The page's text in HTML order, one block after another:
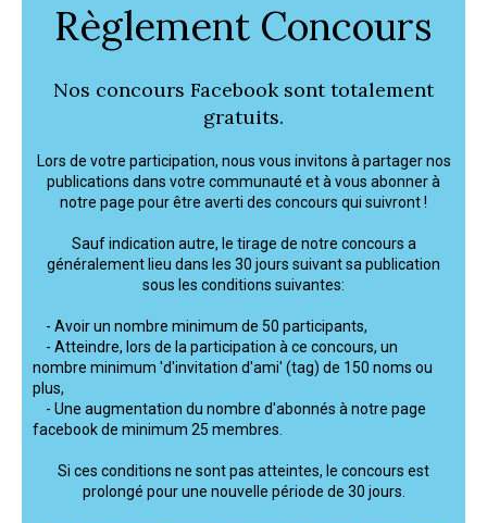
Règlement Concours
Nos concours Facebook sont totalement
gratuits.
Lors de votre participation, nous vous invitons à partager nos
publications dans votre communauté et à vous abonner à
notre page pour être averti des concours qui suivront !
Sauf indication autre, le tirage de notre concours a
généralement lieu dans les 30 jours suivant sa publication
sous les conditions suivantes:
- Avoir un nombre minimum de 50 participants,
- Atteindre, lors de la participation à ce concours, un
nombre minimum 'd'invitation d'ami' (tag) de 150 noms ou
plus,
- Une augmentation du nombre d'abonnés à notre page
facebook de minimum 25 membres.
Si ces conditions ne sont pas atteintes, le concours est
prolongé pour une nouvelle période de 30 jours.